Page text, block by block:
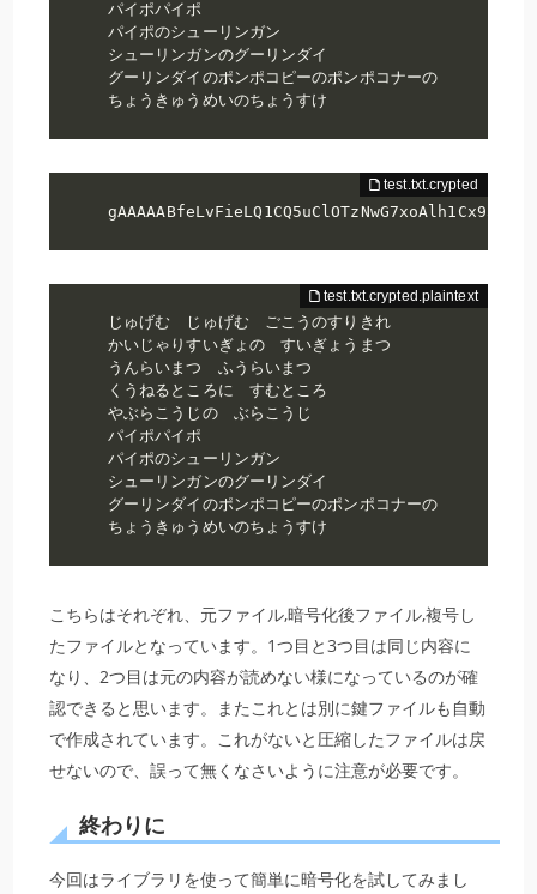
パイポパイポ
パイポのシューリンガン
シューリンガンのグーリンダイ
グーリンダイのポンポコピーのポンポコナーの
ちょうきゅうめいのちょうすけ
じゅげむ　じゅげむ　ごこうのすりきれ
かいじゃりすいぎょの　すいぎょうまつ
うんらいまつ　ふうらいまつ
くうねるところに　すむところ
やぶらこうじの　ぶらこうじ
パイポパイポ
パイポのシューリンガン
シューリンガンのグーリンダイ
グーリンダイのポンポコピーのポンポコナーの
ちょうきゅうめいのちょうすけ
こちらはそれぞれ、元ファイル,暗号化後ファイル,複号し
たファイルとなっています。1つ目と3つ目は同じ内容に
なり、2つ目は元の内容が読めない様になっているのが確
認できると思います。またこれとは別に鍵ファイルも自動
で作成されています。これがないと圧縮したファイルは戻
せないので、誤って無くなさいように注意が必要です。
終わりに
今回はライブラリを使って簡単に暗号化を試してみまし